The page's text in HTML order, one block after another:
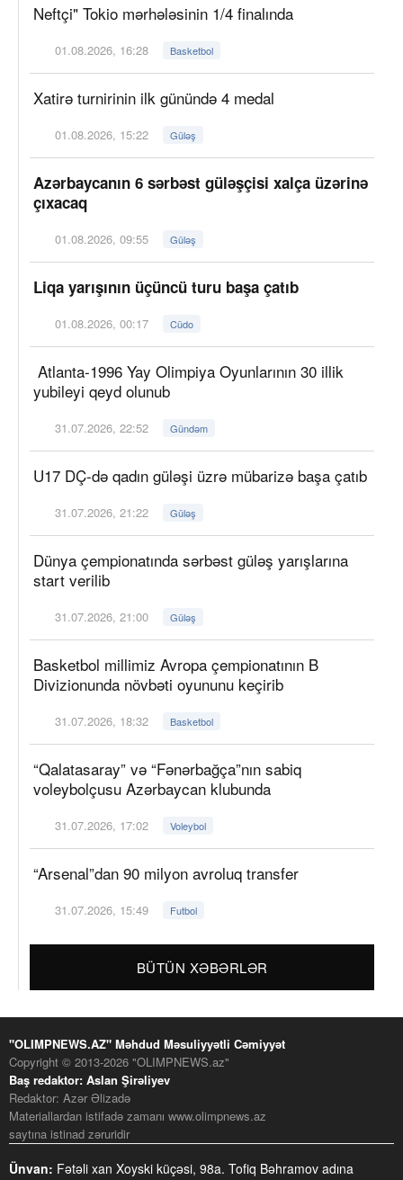
Neftçi" Tokio mərhələsinin 1/4 finalında
01.08.2026, 16:28 Basketbol
Xatirə turnirinin ilk günündə 4 medal
01.08.2026, 15:22 Güləş
Azərbaycanın 6 sərbəst güləşçisi xalça üzərinə
çıxacaq
01.08.2026, 09:55 Güləş
Liqa yarışının üçüncü turu başa çatıb
01.08.2026, 00:17 Cüdo
Atlanta-1996 Yay Olimpiya Oyunlarının 30 illik
yubileyi qeyd olunub
31.07.2026, 22:52 Gündəm
U17 DÇ-də qadın güləşi üzrə mübarizə başa çatıb
31.07.2026, 21:22 Güləş
Dünya çempionatında sərbəst güləş yarışlarına
start verilib
31.07.2026, 21:00 Güləş
Basketbol millimiz Avropa çempionatının B
Divizionunda növbəti oyununu keçirib
31.07.2026, 18:32 Basketbol
“Qalatasaray” və “Fənərbağça”nın sabiq
voleybolçusu Azərbaycan klubunda
31.07.2026, 17:02 Voleybol
“Arsenal”dan 90 milyon avroluq transfer
31.07.2026, 15:49 Futbol
BÜTÜN XƏBƏRLƏR
"OLIMPNEWS.AZ" Məhdud Məsuliyyətli Cəmiyyət
Copyright © 2013-2026 "OLIMPNEWS.az"
Baş redaktor: Aslan Şirəliyev
Redaktor: Azər Əlizadə
Materiallardan istifadə zamanı www.olimpnews.az
saytına istinad zəruridir
Ünvan: Fətəli xan Xoyski küçəsi, 98a. Tofiq Bəhramov adına